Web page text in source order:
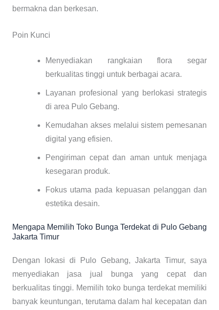
bermakna dan berkesan.
Poin Kunci
Menyediakan rangkaian flora segar
berkualitas tinggi untuk berbagai acara.
Layanan profesional yang berlokasi strategis
di area Pulo Gebang.
Kemudahan akses melalui sistem pemesanan
digital yang efisien.
Pengiriman cepat dan aman untuk menjaga
kesegaran produk.
Fokus utama pada kepuasan pelanggan dan
estetika desain.
Mengapa Memilih Toko Bunga Terdekat di Pulo Gebang
Jakarta Timur
Dengan lokasi di Pulo Gebang, Jakarta Timur, saya
menyediakan jasa jual bunga yang cepat dan
berkualitas tinggi. Memilih toko bunga terdekat memiliki
banyak keuntungan, terutama dalam hal kecepatan dan